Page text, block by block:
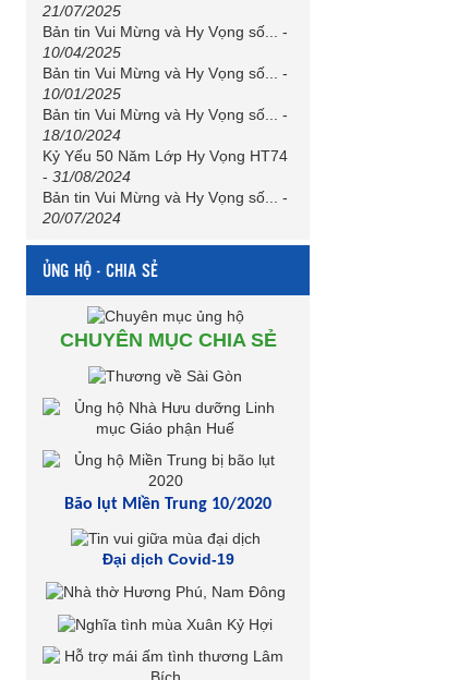
21/07/2025
Bản tin Vui Mừng và Hy Vọng số...
-
10/04/2025
Bản tin Vui Mừng và Hy Vọng số...
-
10/01/2025
Bản tin Vui Mừng và Hy Vọng số...
-
18/10/2024
Kỷ Yếu 50 Năm Lớp Hy Vọng HT74
- 31/08/2024
Bản tin Vui Mừng và Hy Vọng số...
-
20/07/2024
ỦNG HỘ - CHIA SẺ
CHUYÊN MỤC CHIA SẺ
Bão lụt Miền Trung 10/2020
Đại dịch Covid-19